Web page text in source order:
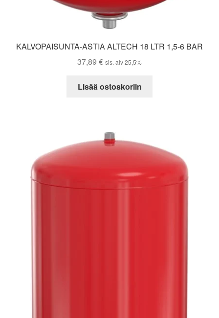
KALVOPAISUNTA-ASTIA ALTECH 18 LTR 1,5-6 BAR
37,89 € sis. alv 25,5%
Lisää ostoskoriin